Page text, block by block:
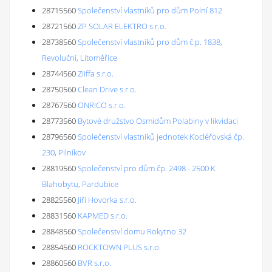
28715560Společenství vlastníků pro dům Polní 812
28721560ZP SOLAR ELEKTRO s.r.o.
28738560Společenství vlastníků pro dům č.p. 1838,
Revoluční, Litoměřice
28744560Ziiffa s.r.o.
28750560Clean Drive s.r.o.
28767560ONRICO s.r.o.
28773560 Bytové družstvo Osmidům Polabiny v likvidaci
28796560Společenství vlastníků jednotek Kocléřovská čp.
230, Pilníkov
28819560Společenství pro dům čp. 2498 - 2500 K
Blahobytu, Pardubice
28825560 Jiří Hovorka s.r.o.
28831560 KAPMED s.r.o.
28848560Společenství domu Rokytno 32
28854560 ROCKTOWN PLUS s.r.o.
28860560 BVR s.r.o.